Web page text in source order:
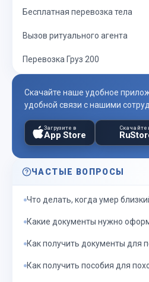
Бесплатная перевозка тела
Вызов ритуального агента
Перевозка Груз 200
Скачайте наше удобное
удобной связи с нашими
Загрузите в
App Store
Скачайте
ЧАСТЫЕ ВОПРОСЫ
Что делать, когда умер
Какие документы нужно
Как получить документы для
Как получить пособия для